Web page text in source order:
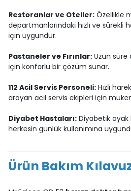
Restoranlar ve Oteller:Özellikle
departmanlarındaki hızlı ve sürekli
için uygundur.
Pastaneler ve Fırınlar:Uzun süre
için konforlu bir çözüm sunar.
112 Acil Servis Personeli:Hızlı
arayan acil servis ekipleri için
Diyabet Hastaları:Diyabetik ayak
herkesin günlük kullanımına
Ürün Bakım